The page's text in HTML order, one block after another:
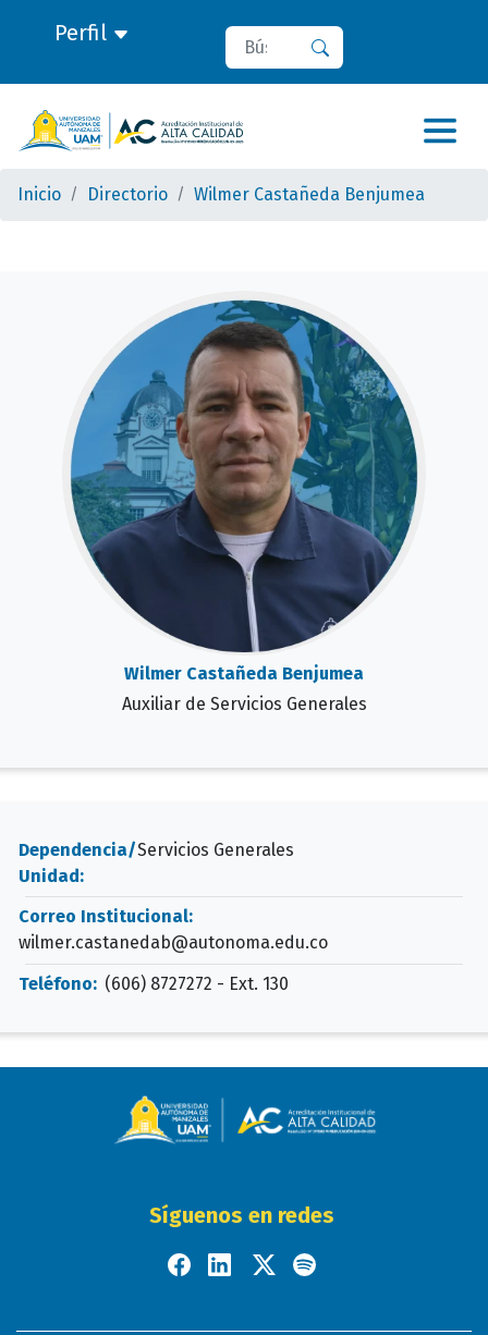
Perfil Buscar
Inicio Directorio Wilmer Castañeda Benjumea
Wilmer Castañeda Benjumea
Auxiliar de Servicios Generales
Dependencia/
Unidad:
Servicios Generales
Correo Institucional:
wilmer.castanedab@autonoma.edu.co
Teléfono: (606) 8727272 - Ext. 130
Síguenos en redes